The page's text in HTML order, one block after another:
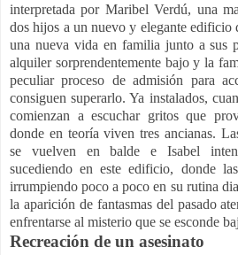
interpretada por Maribel Verdú, una
dos hijos a un nuevo y elegante edificio
una nueva vida en familia junto a sus
alquiler sorprendentemente bajo y la
peculiar proceso de admisión para
consiguen superarlo. Ya instalados,
comienzan a escuchar gritos que
donde en teoría viven tres ancianas.
se vuelven en balde e Isabel
sucediendo en este edificio, donde
irrumpiendo poco a poco en su rutina
la aparición de fantasmas del pasado
enfrentarse al misterio que se esconde
Recreación de un asesinato